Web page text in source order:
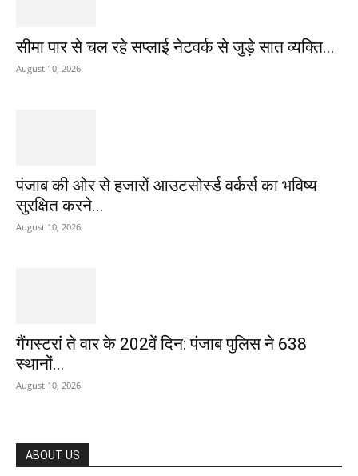
सीमा पार से चल रहे सप्लाई नेटवर्क से जुड़े सात व्यक्ति...
August 10, 2026
पंजाब की ओर से हजारों आउटसोर्स्ड वर्कर्स का भविष्य
सुरक्षित करने...
August 10, 2026
गैंगस्टरां ते वार के 202वें दिन: पंजाब पुलिस ने 638
स्थानों...
August 10, 2026
ABOUT US